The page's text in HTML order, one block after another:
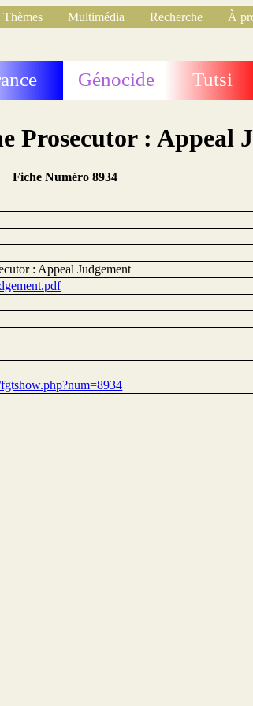
Thèmes Multimédia Recherche
À
Génocide Tutsi
Prosecutor : Appeal
Fiche Numéro 8934
: Appeal Judgement